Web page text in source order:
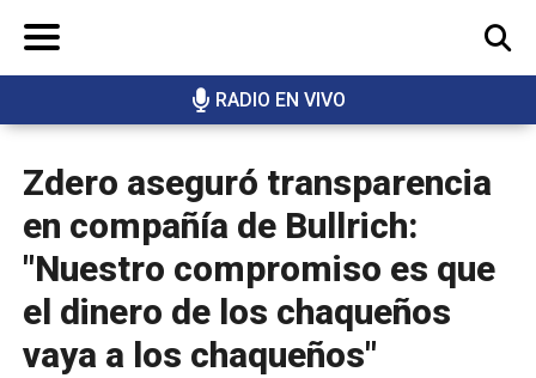
RADIO EN VIVO
BUSCAR
Zdero aseguró transparencia
en compañía de Bullrich:
"Nuestro compromiso es que
el dinero de los chaqueños
vaya a los chaqueños"